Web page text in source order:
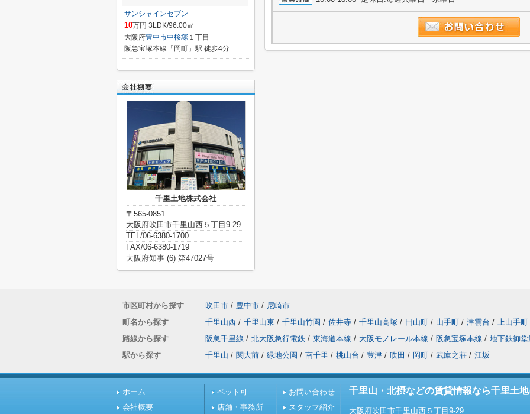
サンシャインセブン
10万円 3LDK/96.00㎡
大阪府豊中市中桜塚 １丁目
阪急宝塚本線「岡町」駅 徒歩4分
千里土地株式会社
〒565-0851
大阪府吹田市千里山西５丁目9-29
TEL/06-6380-1700
FAX/06-6380-1719
大阪府知事 (6) 第47027号
市区町村から探す 吹田市 / 豊中市 / 尼崎市
町名から探す
千里山西 / 千里山東 / 千里山竹園 / 佐井寺 / 千里山高塚 / 円山町 / 山手町 / 津雲台 / 上山手町
路線から探す
阪急千里線 / 北大阪急行電鉄 / 東海道本線 / 大阪モノレール本線 / 阪急宝塚本線 / 地下鉄御堂
駅から探す
千里山 / 関大前 / 緑地公園 / 南千里 / 桃山台 / 豊津 / 吹田 / 岡町 / 武庫之荘 / 江坂
ホーム
会社概要
ペット可
店舗・事務所
お問い合わせ
スタッフ紹介
千里山・北摂などの賃貸情報なら千里土
大阪府吹田市千里山西５丁目9-29